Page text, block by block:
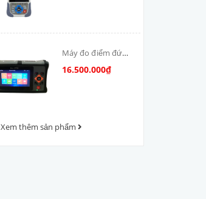
Máy đo điểm đứt
cáp quang OTDR
16.500.000₫
Xem thêm sản phẩm